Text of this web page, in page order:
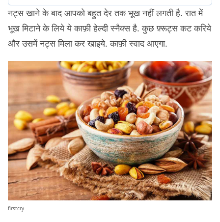
नट्स खाने के बाद आपको बहुत देर तक भूख नहीं लगती है. रात में
भूख मिटाने के लिये ये काफ़ी हेल्दी स्नैक्स है. कुछ फ़्रूट्स कट करिये
और उसमें नट्स मिला कर खाइये. काफ़ी स्वाद आएगा.
firstcry